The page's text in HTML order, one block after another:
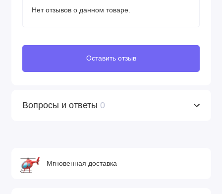
Нет отзывов о данном товаре.
Оставить отзыв
Вопросы и ответы 0
Мгновенная доставка